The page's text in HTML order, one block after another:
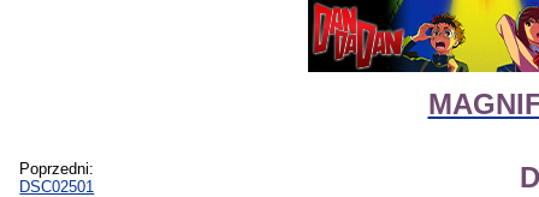
Poprzedni:
DSC02501